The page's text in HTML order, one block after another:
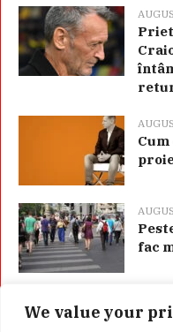
We value your
fac
Categorii